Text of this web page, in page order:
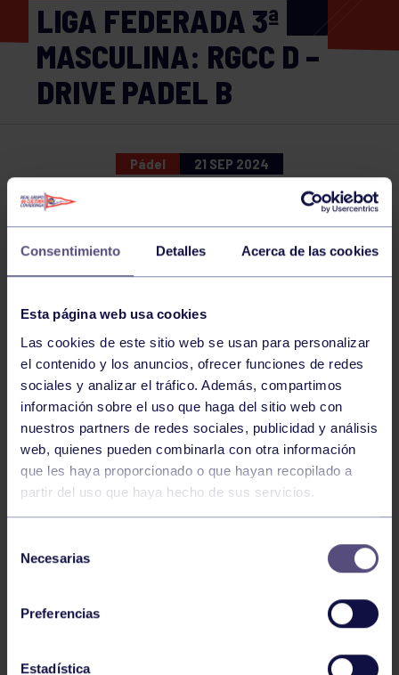
Consentimiento Detalles Acerca de las cookies
Esta página web usa cookies
Las cookies de este sitio web se usan para personalizar
el contenido y los anuncios, ofrecer funciones de redes
sociales y analizar el tráfico. Además, compartimos
información sobre el uso que haga del sitio web con
nuestros partners de redes sociales, publicidad y análisis
web, quienes pueden combinarla con otra información
que les haya proporcionado o que hayan recopilado a
partir del uso que haya hecho de sus servicios.
Necesarias
Preferencias
Estadística
LIGA FEDERADA 3ª
MASCULINA: RGCC D –
DRIVE PADEL B
Pádel 21 SEP 2024
NOTICIAS RELACIONADAS
Pádel 29 Jul 2026
EL PÁDEL GRUPISTA SUMA ÉXITOS